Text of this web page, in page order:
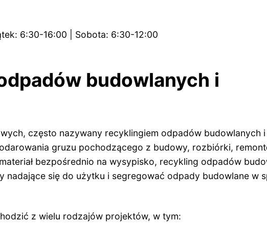
6:30-16:00 | Sobota: 6:30-12:00
budowlanych i
często nazywany recyklingiem odpadów budowlanych
gruzu pochodzącego z budowy, rozbiórki,
bezpośrednio na wysypisko, recykling odpadów
nadające się do użytku i segregować odpady budowlane w
z wielu rodzajów projektów, w tym: